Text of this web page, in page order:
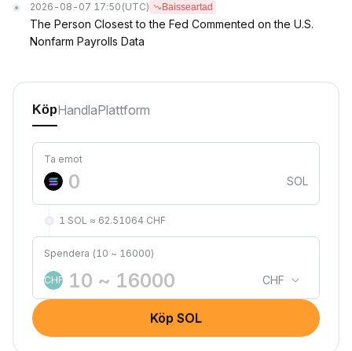
2026-08-07 17:50 (UTC) Baisseartad
The Person Closest to the Fed Commented on the U.S.
Nonfarm Payrolls Data
KöpHandlaPlattform
Ta emot
SOL
1 SOL ≈ 62.51064 CHF
Spendera (10 ~ 16000)
CHF CHF
Köp SOL